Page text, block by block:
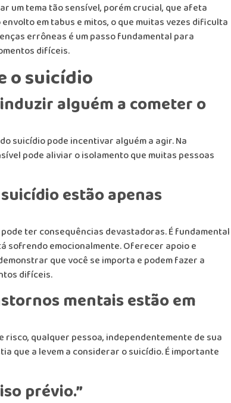
um tema tão sensível, porém crucial, que afeta
em tabus e mitos, o que muitas vezes dificulta
errôneas é um passo fundamental para
difíceis.
o suicídio
alguém a cometer o
suicídio pode incentivar alguém a agir. Na
pode aliviar o isolamento que muitas pessoas
estão apenas
ter consequências devastadoras. É fundamental
sofrendo emocionalmente. Oferecer apoio e
que você se importa e podem fazer a
difíceis.
mentais estão em
risco, qualquer pessoa, independentemente de sua
que a levem a considerar o suicídio. É importante
prévio.”